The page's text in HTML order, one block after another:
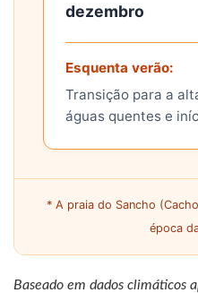
dezembro
Esquenta verão:
Transição para a
águas quentes e
* A praia do Sancho
época
Baseado em dados climáticos